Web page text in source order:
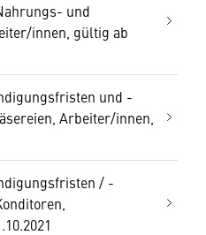
und
innen, gültig ab
und -
Arbeiter/innen,
/ -